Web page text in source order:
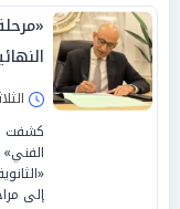
الثلاثاء 28/
كشفت
الفني»
إلى